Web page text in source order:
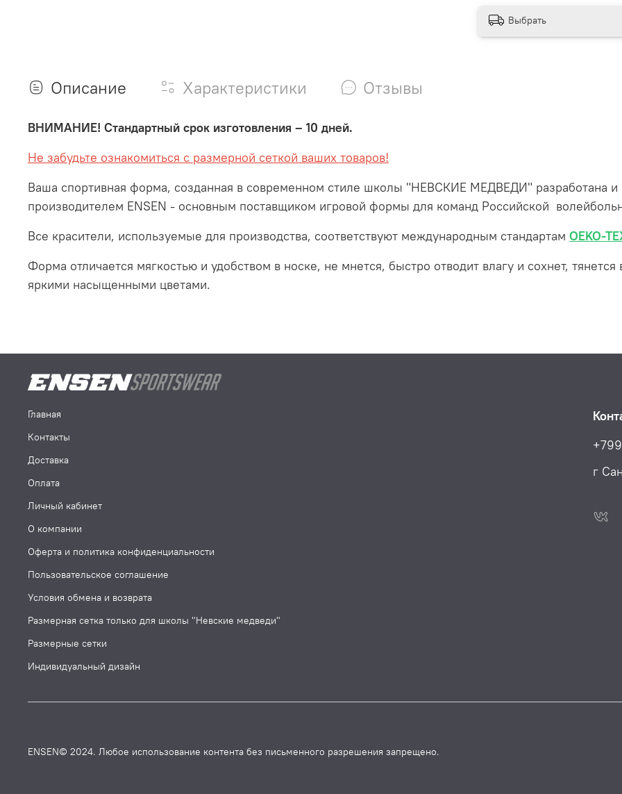
Выбрать
Описание Характеристики Отзывы
ВНИМАНИЕ! Стандартный срок изготовления – 10 дней.
Не забудьте ознакомиться с размерной сеткой ваших товаров!
Ваша спортивная форма, созданная в современном стиле школы "НЕВСКИЕ МЕДВЕДИ" разработана и
производителем ENSEN - основным поставщиком игровой формы для команд Российской
Все красители, используемые для производства, соответствуют международным стандартам OEKO-
Форма отличается мягкостью и удобством в носке, не мнется, быстро отводит влагу и сохнет,
яркими насыщенными цветами.
Главная
Контакты
Доставка
Оплата
Личный кабинет
О компании
Оферта и политика конфиденциальности
Пользовательское соглашение
Условия обмена и возврата
Размерная сетка только для школы "Невские медведи"
Размерные сетки
Индивидуальный дизайн
г
ENSEN© 2024. Любое использование контента без письменного разрешения запрещено.